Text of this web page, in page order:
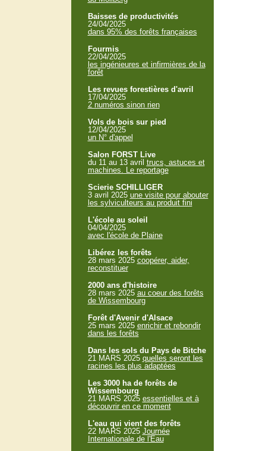
Baisses de productivités
24/04/2025
dans 95% des forêts françaises
Fourmis
22/04/2025
les ingénieures et infirmières de la
forêt
Les revues forestières d'avril
17/04/2025
2 numéros sinon rien
Vols de bois sur pied
12/04/2025
un N° d'appel
Salon FORST Live
du 11 au 13 avril trucs, astuces et
machines. Le reportage
Scierie SCHILLIGER
3 avril 2025 une visite pour abouter
les sylviculteurs au produit fini
L'école au soleil
04/04/2025
avec l'école de Plaine
Libérez les forêts
28 mars 2025 coopérer, aider,
reconstituer
2000 ans d'histoire
28 mars 2025 au coeur des forêts
de Wissembourg
Forêt d'Avenir d'Alsace
25 mars 2025 enrichir et rebondir
dans les forêts
Dans les sols du Pays de Bitche
21 MARS 2025 quelles seront les
racines les plus adaptées
Les 3000 ha de forêts de
Wissembourg
21 MARS 2025 essentielles et à
découvrir en ce moment
L'eau qui vient des forêts
22 MARS 2025 Journée
Internationale de l'Eau